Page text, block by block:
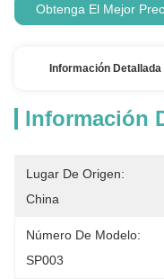
Obtenga El Mejor
Información Detallada
Información
Lugar De Origen:
China
Número De Modelo:
SP003